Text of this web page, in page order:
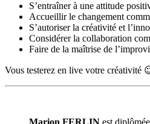
S’entraîner à une attitude
Accueillir le changement
S’autoriser la créativité et
Considérer la collaboration
Faire de la maîtrise de
Vous testerez en live votre créativité